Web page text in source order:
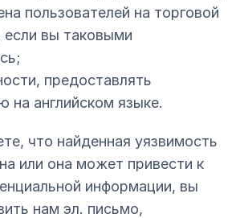
пользователей на торговой
вы таковыми
предоставлять
на английском языке.
что найденная уязвимость
или она может привести к
информации, вы
нам эл. письмо,